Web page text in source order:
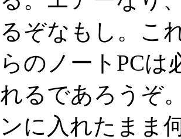
るぞなもし。こ
らのノートPCは
れるであろうぞ
ンに入れたまま